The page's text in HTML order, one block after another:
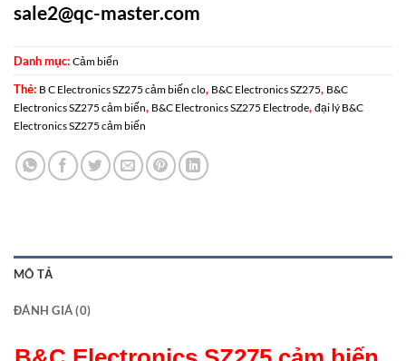
sale2@qc-master.com
Danh mục: Cảm biến
Thẻ: B C Electronics SZ275 cảm biến clo, B&C Electronics SZ275, B&C
Electronics SZ275 cảm biến, B&C Electronics SZ275 Electrode, đại lý B&C
Electronics SZ275 cảm biến
MÔ TẢ
ĐÁNH GIÁ (0)